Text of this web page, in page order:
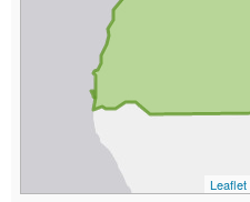
Leaflet